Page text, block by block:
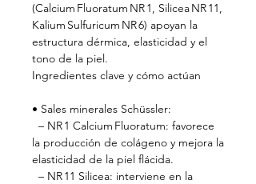
(Calcium Fluoratum NR 1, Silicea NR 11,
Kalium Sulfuricum NR 6) apoyan la
estructura dérmica, elasticidad y el
tono de la piel.
Ingredientes clave y cómo actúan
• Sales minerales Schüssler:
– NR 1 Calcium Fluoratum: favorece
la producción de colágeno y mejora la
elasticidad de la piel flácida.
– NR 11 Silicea: interviene en la